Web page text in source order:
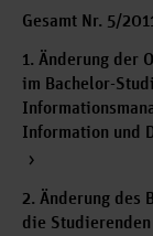
Gesamt Nr. 5/
1. Änderung der
im Bachelor-
Information und
2. Änderung des
die